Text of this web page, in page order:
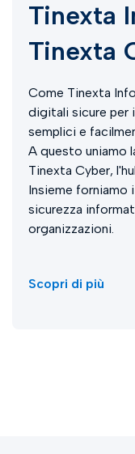
Tinexta
Tinexta
Come Tinexta
digitali sicure per
semplici e
A questo uniamo
Tinexta Cyber,
Insieme forniamo
sicurezza
organizzazioni.
Scopri di più